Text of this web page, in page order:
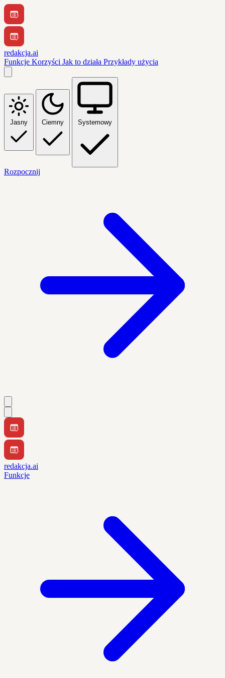
redakcja.ai
Funkcje Korzyści Jak to działa Przykłady użycia
Jasny Ciemny Systemowy
Rozpocznij
redakcja.ai
Funkcje